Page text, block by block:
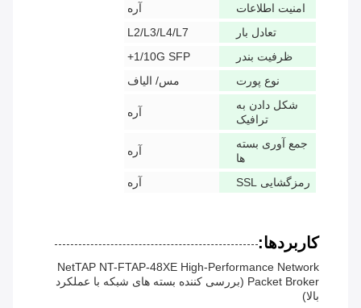
امنیت اطلاعات
آره
تعادل بار
L2/L3/L4/L7
ظرفیت بندر
1/10G SFP+
نوع پورت
مس/ الیاف
شکل دادن به
ترافیک
آره
جمع آوری بسته
ها
آره
رمزگشایی SSL آره
کاربردها:
NetTAP NT-FTAP-48XE High-Performance Network
Packet Broker (بررسی کننده بسته های شبکه با عملکرد
بالا)